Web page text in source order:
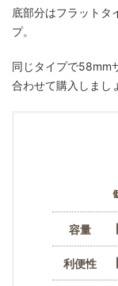
底部分はフラットタ
プ。
同じタイプで58mm
合わせて購入しまし
容量
利便性